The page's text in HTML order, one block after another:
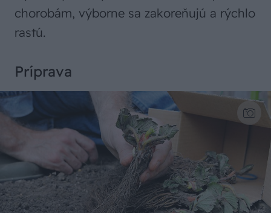
chorobám, výborne sa zakoreňujú a rýchlo
rastú.
Príprava